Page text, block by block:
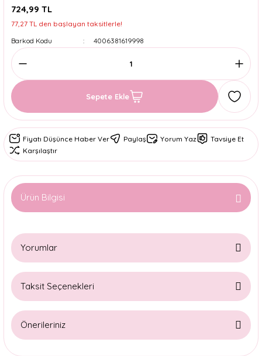
724,99 TL
77,27 TL den başlayan taksitlerle!
Barkod Kodu
4006381619998
Sepete Ekle
Fiyatı Düşünce Haber Ver Paylaş Yorum Yaz
Tavsiye Et
Karşılaştır
Ürün Bilgisi
Yorumlar
Taksit Seçenekleri
Önerileriniz